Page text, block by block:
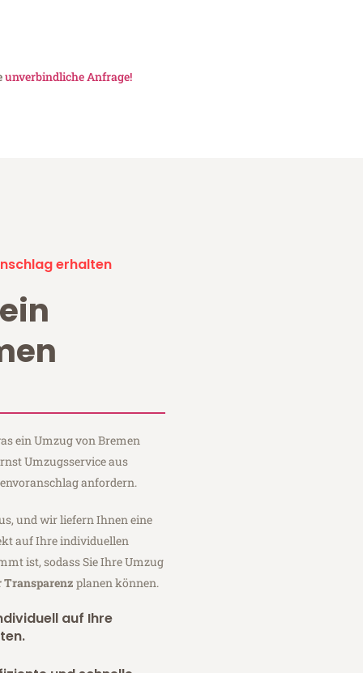
unverbindliche Anfrage!
erhalten
ein Umzug von Bremen
Umzugsservice aus
anfordern.
und wir liefern Ihnen eine
auf Ihre individuellen
ist, sodass Sie Ihre Umzug
Transparenz planen können.
auf Ihre